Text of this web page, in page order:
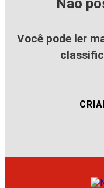
Não
Você pode ler